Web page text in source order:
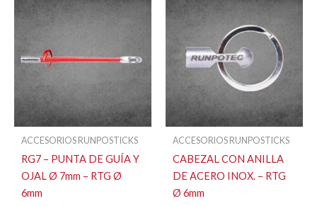
ACCESORIOS RUNPOSTICKS
RG7 – PUNTA DE GUÍA Y
OJAL Ø 7mm – RTG Ø
6mm
ACCESORIOS RUNPOSTICKS
CABEZAL CON ANILLA
DE ACERO INOX. – RTG
Ø 6mm